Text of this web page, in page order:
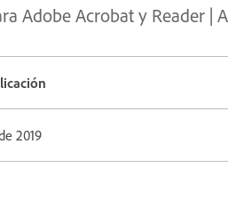
Adobe Acrobat y Reader |
2019